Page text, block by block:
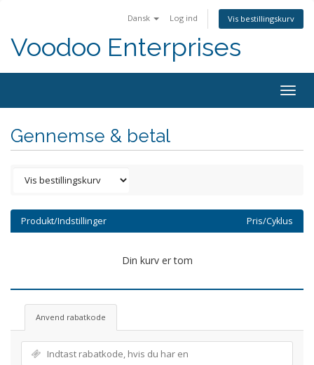
Dansk Log ind Vis bestillingskurv
Voodoo Enterprises
Gennemse & betal
Produkt/Indstillinger Pris/Cyklus
Din kurv er tom
Anvend rabatkode